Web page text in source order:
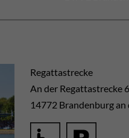
Regattastrecke
An der Regattastrecke 6
14772 Brandenburg an